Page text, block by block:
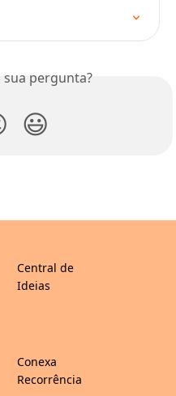
pergunta?
😃
Central de
Ideias
Conexa
Recorrência